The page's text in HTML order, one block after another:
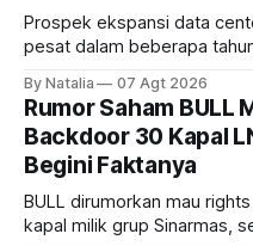
Prospek ekspansi data
pesat dalam beberapa
estate, ada siapa saja
By Natalia 07 Agt 2026
Rumor Saham BULL
Backdoor 30 Kapal
Begini Faktanya
BULL dirumorkan mau
kapal milik grup Sinarmas,